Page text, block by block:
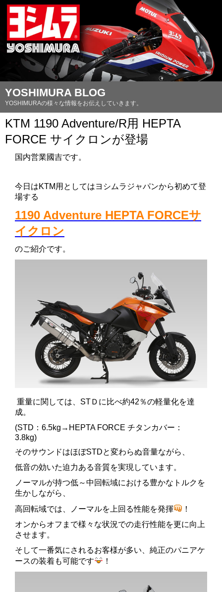
YOSHIMURA BLOG
YOSHIMURAの様々な情報をお伝えしていきます。
KTM 1190 Adventure/R用 HEPTA
FORCE サイクロンが登場
国内営業國吉です。
今日はKTM用としてはヨシムラジャパンから初めて登
場する
1190 Adventure HEPTA FORCEサ
イクロン
のご紹介です。
重量に関しては、STＤに比べ約42％の軽量化を達
成。
(STD：6.5kg→HEPTA FORCE チタンカバー：
3.8kg)
そのサウンドはほぼSTDと変わらぬ音量ながら、
低音の効いた迫力ある音質を実現しています。
ノーマルが持つ低～中回転域における豊かなトルクを
生かしながら、
高回転域では、ノーマルを上回る性能を発揮
！
オンからオフまで様々な状況での走行性能を更に向上
させます。
そして一番気にされるお客様が多い、純正のパニアケ
ースの装着も可能です
！